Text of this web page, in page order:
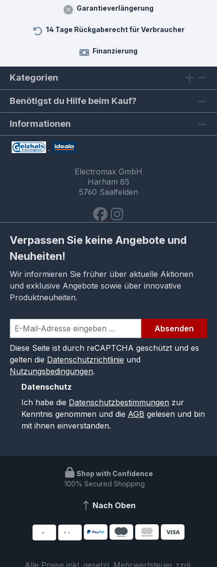
Garantieverlängerung
14 Tage Rückgaberecht für Verbraucher
Finanzierung
Kategorien
Benötigst du Hilfe beim Kauf?
Informationen
Electromax GmbH
Harham 85
5760 Saalfelden
Verpassen Sie keine Angebote und
Neuheiten!
Wir informieren Sie früher über aktuelle Aktionen
und exklusive Angebote sowie über innovative
Produktneuheiten.
Absenden
Diese Seite ist durch reCAPTCHA geschützt und es
gelten die Datenschutzrichtlinie und
Nutzungsbedingungen.
Datenschutz
Ich habe die Datenschutzbestimmungen zur
Kenntnis genommen und die AGB gelesen und bin
mit ihnen einverstanden.
Shop with Confidence
100% Secured Shopping
Nach Oben